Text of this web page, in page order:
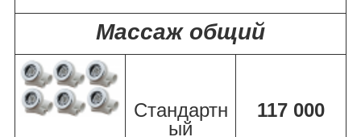
Массаж общий
Стандартн
ый
117 000